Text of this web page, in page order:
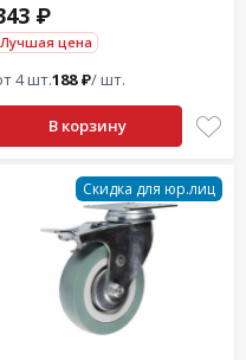
₽
Лучшая цена
4 шт.188 ₽/ шт.
В корзину
Скидка для юр.лиц